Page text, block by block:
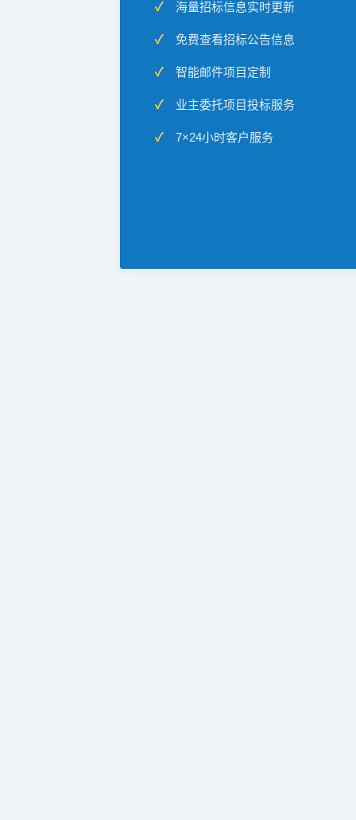
海量招标信息实时更新
免费查看招标公告信息
智能邮件项目定制
业主委托项目投标服务
7×24小时客户服务